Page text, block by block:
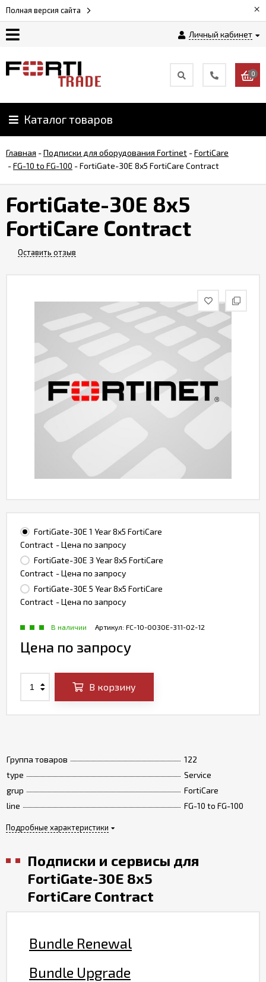
Полная версия сайта ×
Личный кабинет
Как
Доставка
и
оплата
0
Каталог товаров
Главная -Подписки для оборудования Fortinet -FortiCare
-FG-10 to FG-100 -FortiGate-30E 8x5 FortiCare Contract
FortiGate-30E 8x5
FortiCare Contract
Оставить отзыв
Группа товаров
122
type
Service
grup
FortiCare
line
FG-10 to FG-100
Подробные характеристики
FortiGate-30E 1 Year 8x5 FortiCare
Contract - Цена по запросу
FortiGate-30E 3 Year 8x5 FortiCare
Contract - Цена по запросу
FortiGate-30E 5 Year 8x5 FortiCare
Contract - Цена по запросу
Артикул: FC-10-0030E-311-02-12
В наличии
Цена по запросу
В корзину
Подписки и сервисы для
FortiGate-30E 8x5
FortiCare Contract
Bundle Renewal
Bundle Upgrade